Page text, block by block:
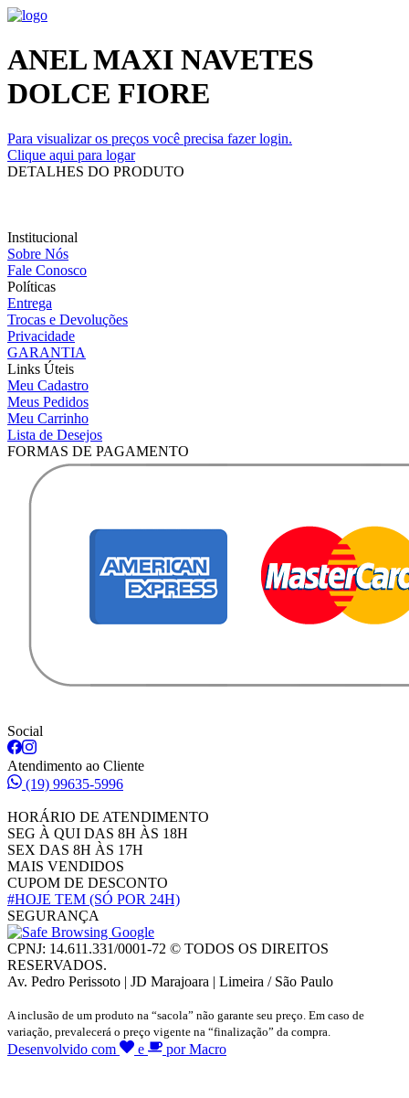
ANEL MAXI NAVETES
DOLCE FIORE
Para visualizar os preços você precisa fazer login.
Clique aqui para logar
DETALHES DO PRODUTO
Institucional
Sobre Nós
Fale Conosco
Políticas
Entrega
Trocas e Devoluções
Privacidade
GARANTIA
Links Úteis
Meu Cadastro
Meus Pedidos
Meu Carrinho
Lista de Desejos
FORMAS DE PAGAMENTO
Social
Atendimento ao Cliente
(19) 99635-5996
HORÁRIO DE ATENDIMENTO
SEG À QUI DAS 8H ÀS 18H
SEX DAS 8H ÀS 17H
MAIS VENDIDOS
CUPOM DE DESCONTO
#HOJE TEM (SÓ POR 24H)
SEGURANÇA
CPNJ: 14.611.331/0001-72 © TODOS OS DIREITOS
RESERVADOS.
Av. Pedro Perissoto | JD Marajoara | Limeira / São Paulo
A inclusão de um produto na “sacola” não garante seu preço. Em caso de
variação, prevalecerá o preço vigente na “finalização” da compra.
Desenvolvido com e por Macro